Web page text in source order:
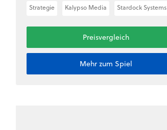
Strategie Kalypso Media Stardock Systems
Preisvergleich
Mehr zum Spiel